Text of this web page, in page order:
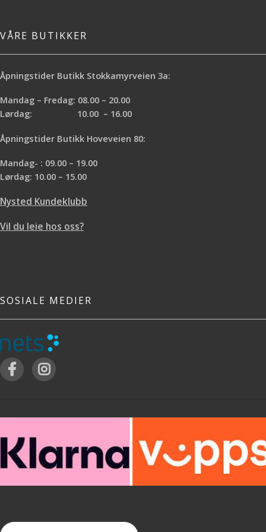
VÅRE BUTIKKER
Åpningstider Butikk Stokkamyrveien 3a:
Mandag – Fredag: 08.00 – 20.00
Lørdag: 10.00 – 16.00
Åpningstider Butikk Hoveveien 80:
Mandag- : 09.00 – 19.00
Lørdag: 10.00 – 15.00
Nysted Kundeklubb
Vil du leie hos oss?
SOSIALE MEDIER